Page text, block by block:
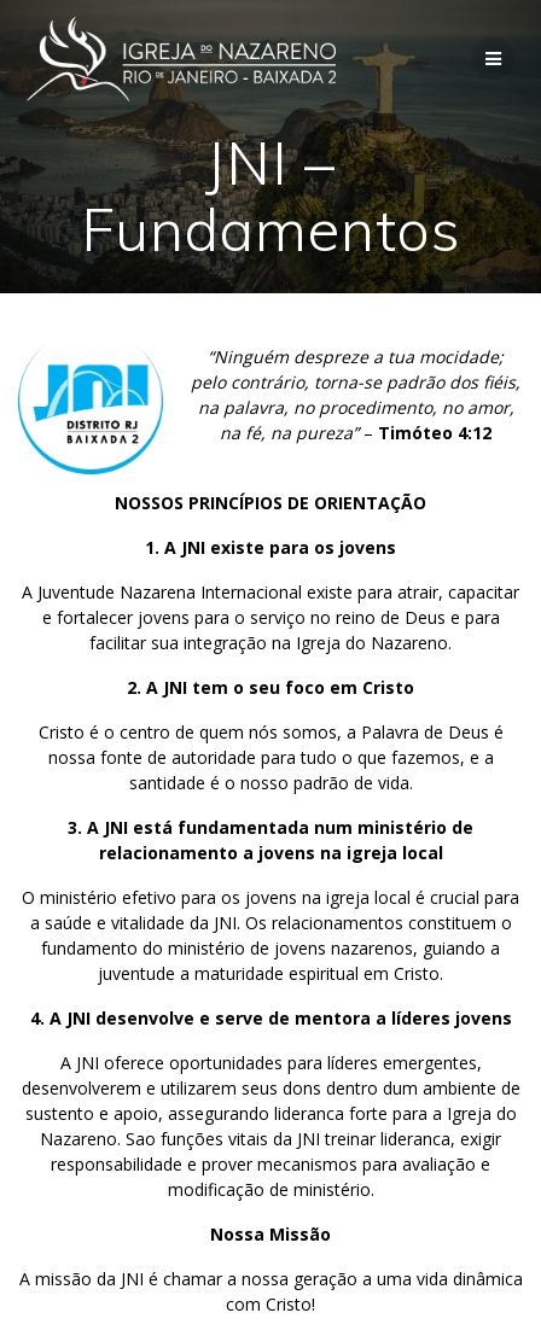
to
content
JNI –
Fundamentos
“Ninguém despreze a tua mocidade;
pelo contrário, torna-se padrão dos fiéis,
na palavra, no procedimento, no amor,
na fé, na pureza”– Timóteo 4:12
NOSSOS PRINCÍPIOS DE ORIENTAÇÃO
1. A JNI existe para os jovens
A Juventude Nazarena Internacional existe para atrair, capacitar
e fortalecer jovens para o serviço no reino de Deus e para
facilitar sua integração na Igreja do Nazareno.
2. A JNI tem o seu foco em Cristo
Cristo é o centro de quem nós somos, a Palavra de Deus é
nossa fonte de autoridade para tudo o que fazemos, e a
santidade é o nosso padrão de vida.
3. A JNI está fundamentada num ministério de
relacionamento a jovens na igreja local
O ministério efetivo para os jovens na igreja local é crucial para
a saúde e vitalidade da JNI. Os relacionamentos constituem o
fundamento do ministério de jovens nazarenos, guiando a
juventude a maturidade espiritual em Cristo.
4. A JNI desenvolve e serve de mentora a líderes jovens
A JNI oferece oportunidades para líderes emergentes,
desenvolverem e utilizarem seus dons dentro dum ambiente de
sustento e apoio, assegurando lideranca forte para a Igreja do
Nazareno. Sao funções vitais da JNI treinar lideranca, exigir
responsabilidade e prover mecanismos para avaliação e
modificação de ministério.
Nossa Missão
A missão da JNI é chamar a nossa geração a uma vida dinâmica
com Cristo!